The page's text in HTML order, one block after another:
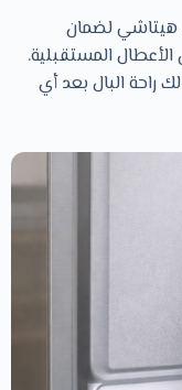
هيتاشي لضمان
الأعطال المستقبلية.
البال بعد أي